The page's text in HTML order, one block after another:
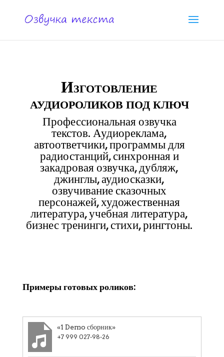
Изготовление
аудиороликов под ключ
Профессиональная озвучка
текстов. Аудиореклама,
автоответчики, программы для
радиостанций, синхронная и
закадровая озвучка, дубляж,
джинглы, аудиосказки,
озвучивание сказочных
персонажей, художественная
литература, учебная литература,
бизнес тренинги, стихи, рингтоны.
Примеры готовых роликов:
«1 Demo сборник»
+7 999 027-98-26